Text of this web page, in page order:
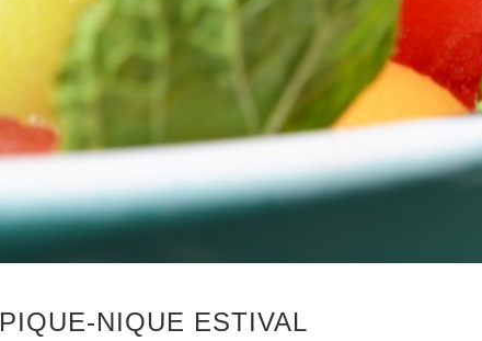
PIQUE-NIQUE ESTIVAL